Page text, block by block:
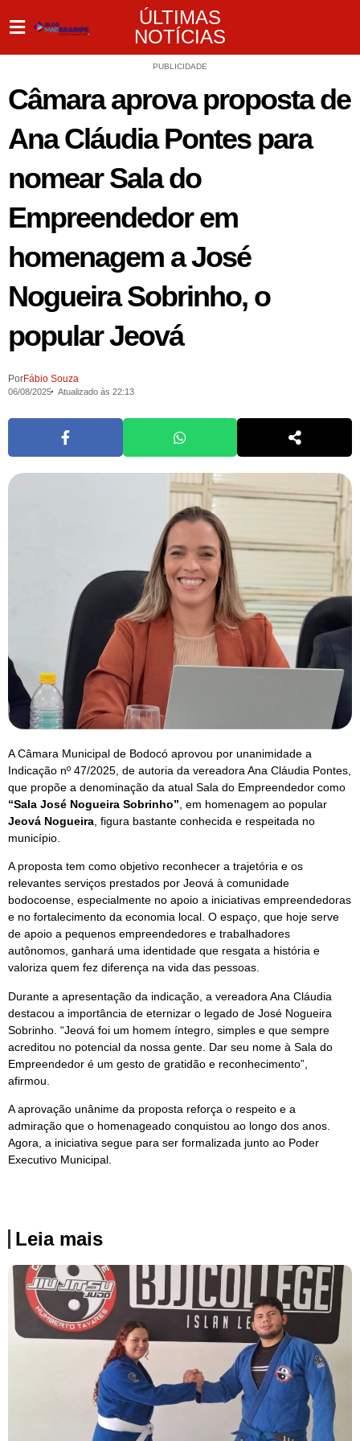
ÚLTIMAS
NOTÍCIAS
PUBLICIDADE
Câmara aprova proposta de
Ana Cláudia Pontes para
nomear Sala do
Empreendedor em
homenagem a José
Nogueira Sobrinho, o
popular Jeová
PorFábio Souza
06/08/2025 Atualizado às 22:13
A Câmara Municipal de Bodocó aprovou por unanimidade a
Indicação nº 47/2025, de autoria da vereadora Ana Cláudia Pontes,
que propõe a denominação da atual Sala do Empreendedor como
“Sala José Nogueira Sobrinho” , em homenagem ao popular
Jeová Nogueira , figura bastante conhecida e respeitada no
município.
A proposta tem como objetivo reconhecer a trajetória e os
relevantes serviços prestados por Jeová à comunidade
bodocoense, especialmente no apoio a iniciativas empreendedoras
e no fortalecimento da economia local. O espaço, que hoje serve
de apoio a pequenos empreendedores e trabalhadores
autônomos, ganhará uma identidade que resgata a história e
valoriza quem fez diferença na vida das pessoas.
Durante a apresentação da indicação, a vereadora Ana Cláudia
destacou a importância de eternizar o legado de José Nogueira
Sobrinho. “Jeová foi um homem íntegro, simples e que sempre
acreditou no potencial da nossa gente. Dar seu nome à Sala do
Empreendedor é um gesto de gratidão e reconhecimento”,
afirmou.
A aprovação unânime da proposta reforça o respeito e a
admiração que o homenageado conquistou ao longo dos anos.
Agora, a iniciativa segue para ser formalizada junto ao Poder
Executivo Municipal.
Leia mais